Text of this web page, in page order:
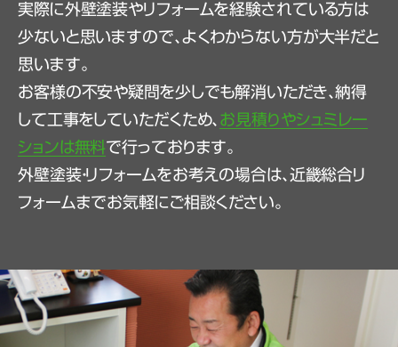
実際に外壁塗装やリフォームを経験されている方は
少ないと思いますので、よくわからない方が大半だと
思います。
お客様の不安や疑問を少しでも解消いただき、納得
して工事をしていただくため、 お見積りやシュミレー
ションは無料で行っております。
外壁塗装・リフォームをお考えの場合は、近畿総合リ
フォームまでお気軽にご相談ください。